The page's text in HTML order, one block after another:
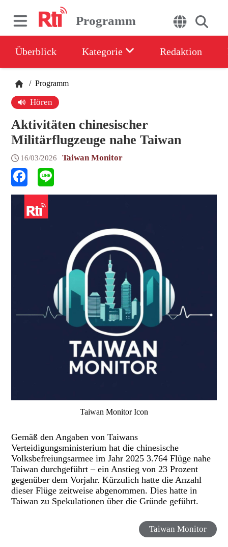
Programm
Überblick Kategorie Redaktion
/ Programm
Hören
Aktivitäten chinesischer
Militärflugzeuge nahe Taiwan
16/03/2026 Taiwan Monitor
Taiwan Monitor Icon
Gemäß den Angaben von Taiwans
Verteidigungsministerium hat die chinesische
Volksbefreiungsarmee im Jahr 2025 3.764 Flüge nahe
Taiwan durchgeführt – ein Anstieg von 23 Prozent
gegenüber dem Vorjahr. Kürzulich hatte die Anzahl
dieser Flüge zeitweise abgenommen. Dies hatte in
Taiwan zu Spekulationen über die Gründe geführt.
Taiwan Monitor